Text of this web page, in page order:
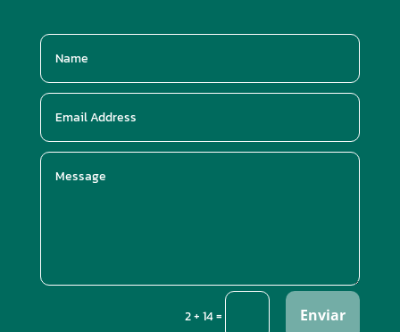
2 + 14= Enviar